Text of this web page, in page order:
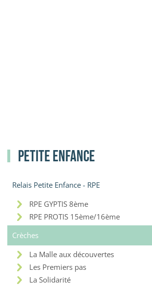
Petite enfance
Relais Petite Enfance - RPE
RPE GYPTIS 8ème
RPE PROTIS 15ème/16ème
Crèches
La Malle aux découvertes
Les Premiers pas
La Solidarité